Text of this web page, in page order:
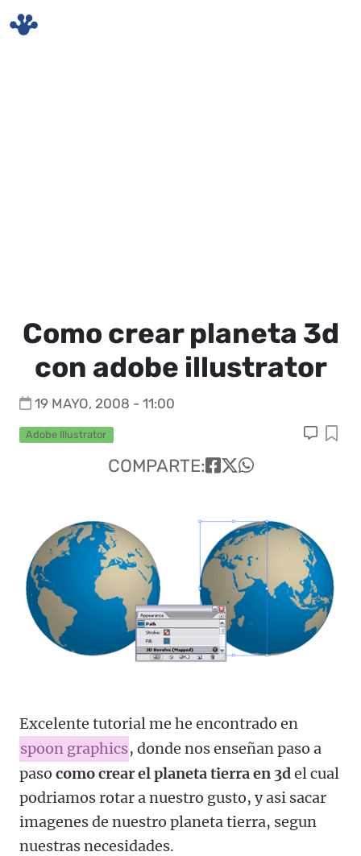
Como crear planeta 3d
con adobe illustrator
19 MAYO, 2008 - 11:00
Adobe Illustrator
COMPARTE:
Excelente tutorial me he encontrado en
spoon graphics, donde nos enseñan paso a
paso como crear el planeta tierra en 3del cual
podriamos rotar a nuestro gusto, y asi sacar
imagenes de nuestro planeta tierra, segun
nuestras necesidades.